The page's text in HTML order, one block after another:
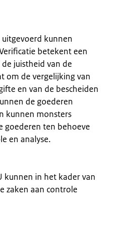
uitgevoerd kunnen
betekent een
juistheid van de
om de vergelijking van
en van de bescheiden
de goederen
kunnen monsters
goederen ten behoeve
en analyse.
kunnen in het kader van
zaken aan controle